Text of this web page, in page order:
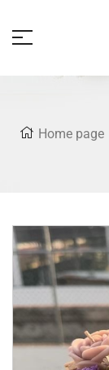
Home page